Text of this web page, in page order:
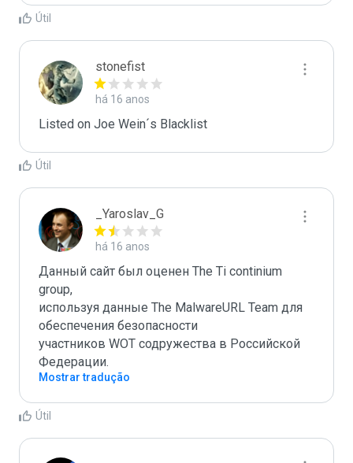
Útil
stonefist
há 16 anos
Listed on Joe Wein´s Blacklist
Útil
_Yaroslav_G
há 16 anos
Данный сайт был оценен The Ti continium
group,
используя данные The MalwareURL Team для
обеспечения безопасности
участников WOT содружества в Российской
Федерации.
Mostrar tradução
Útil